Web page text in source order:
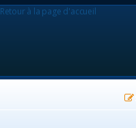
Retour à la page d'accueil